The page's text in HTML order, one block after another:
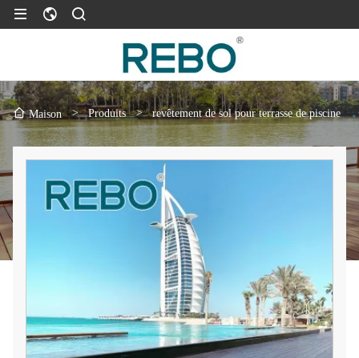
Maison > Produits > revêtement de sol pour terrasse de piscine